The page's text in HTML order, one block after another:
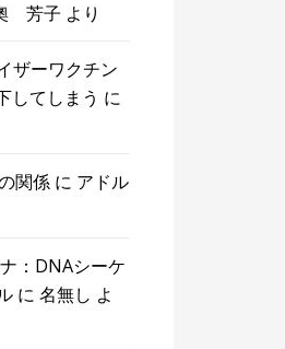
芳子 より
ザーワクチン
してしまう に
関係 に アドル
：DNAシーケ
に名無し よ